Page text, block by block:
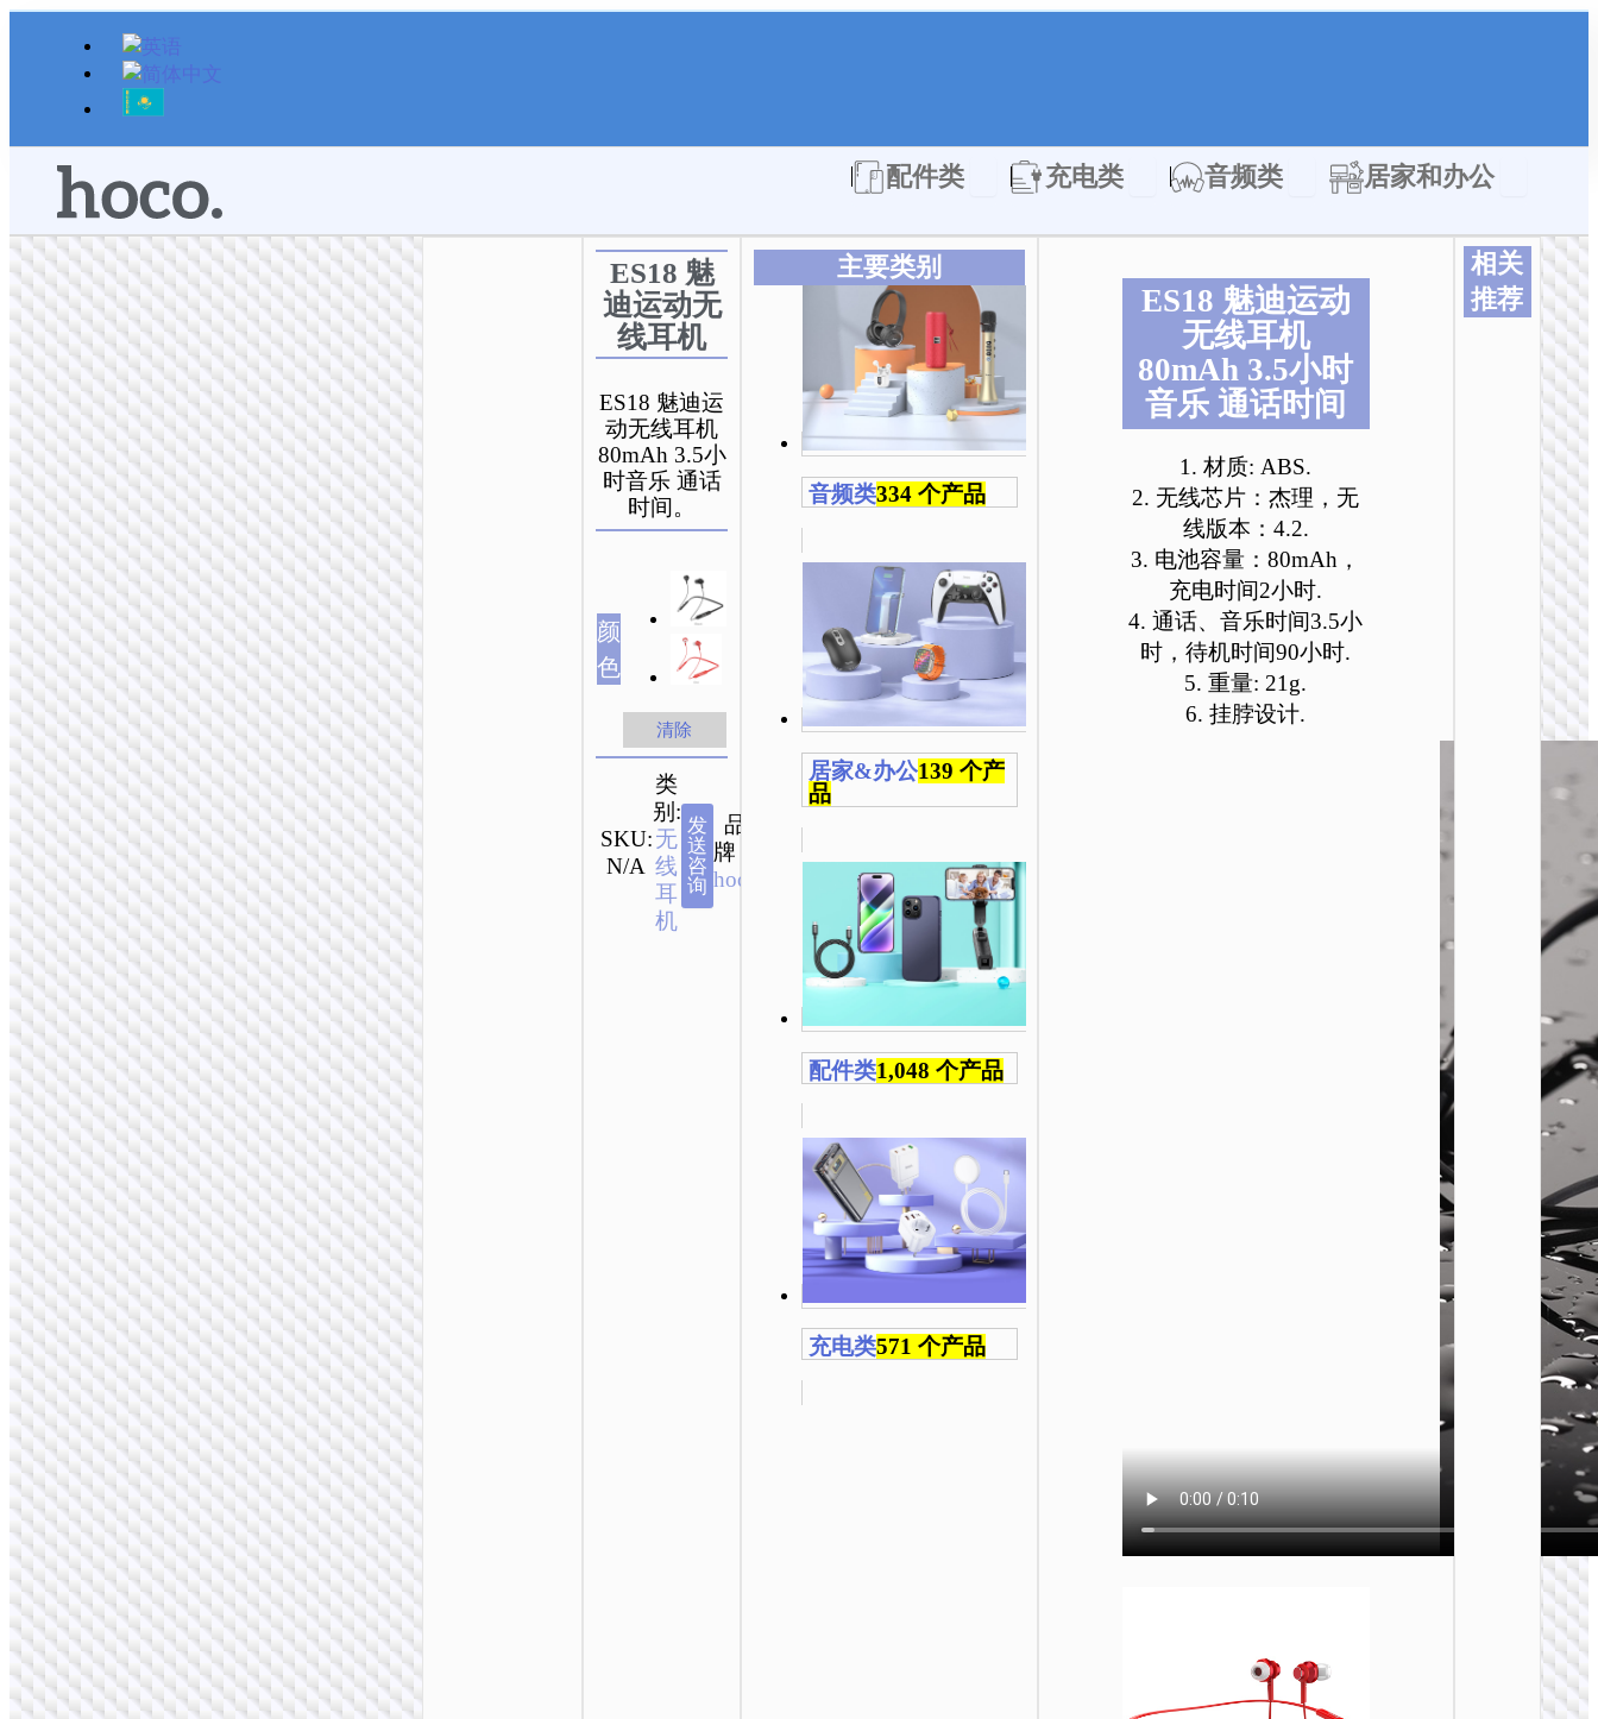
跳
配件类 Open 配件类充电类 Open 充电类音频类 Open 音频类居家和办公
ES18 魅
迪运动无
线耳机
ES18 魅迪运
动无线耳机
80mAh 3.5小
时音乐 通话
时间。
颜
色
清除
SKU:
N/A
类
别:
无
线
耳
机
发
送
咨
询
品
牌：
hoco
主要类别
音频类334 个产品
居家&办公139 个产
品
配件类1,048 个产品
充电类571 个产品
ES18 魅迪运动
无线耳机
80mAh 3.5小时
音乐 通话时间
1. 材质: ABS.
2. 无线芯片：杰理，无
线版本：4.2.
3. 电池容量：80mAh，
充电时间2小时.
4. 通话、音乐时间3.5小
时，待机时间90小时.
5. 重量: 21g.
6. 挂脖设计.
相关
推荐
无线耳
W62 度
复古无
本
产
品
有
多
种
变
体
可
在
产
品
页
面
上
选
选
无线耳
W54 悠
主动降
头戴式
线耳机
ANC
本
产
品
有
多
种
变
体
可
在
产
品
页
面
上
选
选
无线耳
W52 佳
无线头
式耳机
本
产
品
有
多
种
变
体
可
在
产
品
页
面
上
选
选
本
产
品
有
多
种
变
体
可
在
产
品
页
面
上
选
选
本
产
品
有
多
种
变
体
可
在
产
品
页
面
上
选
选
本
产
品
有
多
种
变
体
可
在
产
品
页
面
上
选
选